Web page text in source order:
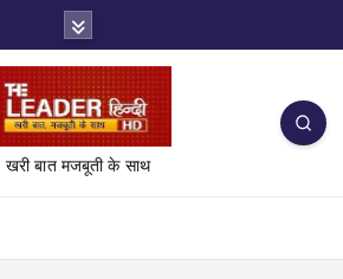
खरी बात मजबूती के साथ